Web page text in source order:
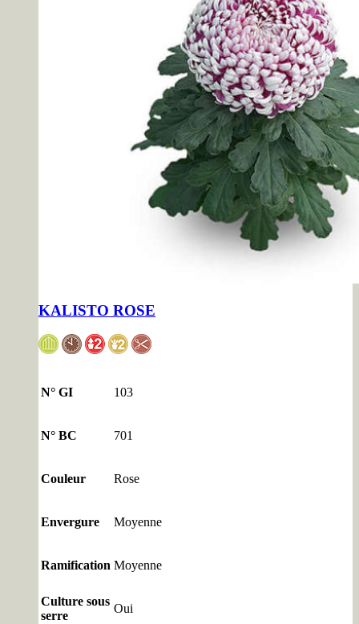
KALISTO ROSE
N° GI 103
N° BC 701
Couleur Rose
Envergure Moyenne
Ramification Moyenne
Culture sous
serre
Oui